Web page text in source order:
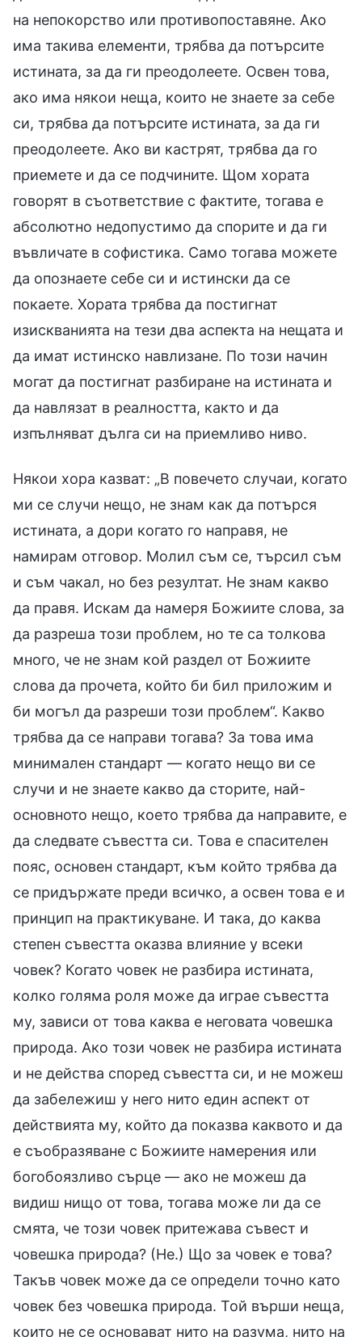
на непокорство или противопоставяне. Ако
има такива елементи, трябва да потърсите
истината, за да ги преодолеете. Освен това,
ако има някои неща, които не знаете за себе
си, трябва да потърсите истината, за да ги
преодолеете. Ако ви кастрят, трябва да го
приемете и да се подчините. Щом хората
говорят в съответствие с фактите, тогава е
абсолютно недопустимо да спорите и да ги
въвличате в софистика. Само тогава можете
да опознаете себе си и истински да се
покаете. Хората трябва да постигнат
изискванията на тези два аспекта на нещата и
да имат истинско навлизане. По този начин
могат да постигнат разбиране на истината и
да навлязат в реалността, както и да
изпълняват дълга си на приемливо ниво.
Някои хора казват: „В повечето случаи, когато
ми се случи нещо, не знам как да потърся
истината, а дори когато го направя, не
намирам отговор. Молил съм се, търсил съм
и съм чакал, но без резултат. Не знам какво
да правя. Искам да намеря Божиите слова, за
да разреша този проблем, но те са толкова
много, че не знам кой раздел от Божиите
слова да прочета, който би бил приложим и
би могъл да разреши този проблем“. Какво
трябва да се направи тогава? За това има
минимален стандарт — когато нещо ви се
случи и не знаете какво да сторите, най-
основното нещо, което трябва да направите, е
да следвате съвестта си. Това е спасителен
пояс, основен стандарт, към който трябва да
се придържате преди всичко, а освен това е и
принцип на практикуване. И така, до каква
степен съвестта оказва влияние у всеки
човек? Когато човек не разбира истината,
колко голяма роля може да играе съвестта
му, зависи от това каква е неговата човешка
природа. Ако този човек не разбира истината
и не действа според съвестта си, и не можеш
да забележиш у него нито един аспект от
действията му, който да показва каквото и да
е съобразяване с Божиите намерения или
богобоязливо сърце — ако не можеш да
видиш нищо от това, тогава може ли да се
смята, че този човек притежава съвест и
човешка природа? (Не.) Що за човек е това?
Такъв човек може да се определи точно като
човек без човешка природа. Той върши неща,
които не се основават нито на разума, нито на